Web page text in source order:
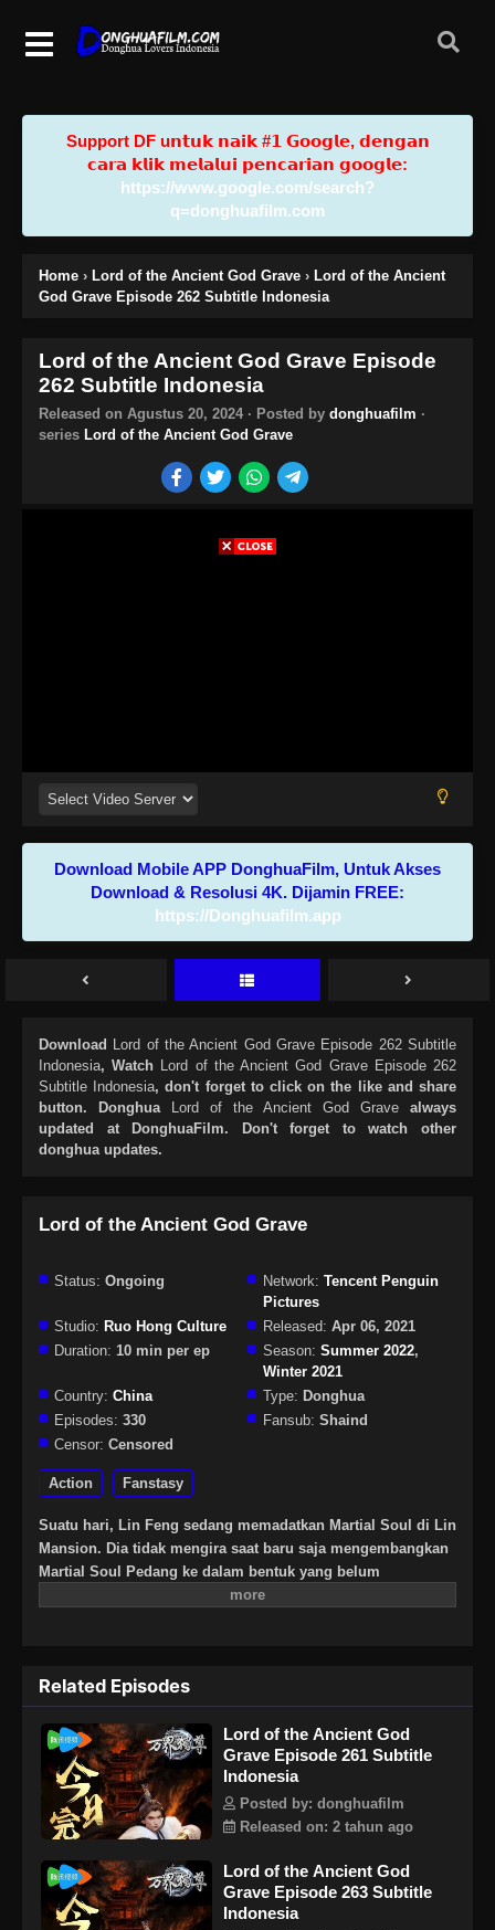
Support DF u𝗻𝘁𝘂𝗸 𝗻𝗮𝗶𝗸 #𝟭 𝗚𝗼𝗼𝗴𝗹𝗲, 𝗱𝗲𝗻𝗴𝗮𝗻
𝗰𝗮𝗿𝗮 𝗸𝗹𝗶𝗸 𝗺𝗲𝗹𝗮𝗹𝘂𝗶 𝗽𝗲𝗻𝗰𝗮𝗿𝗶𝗮𝗻 𝗴𝗼𝗼𝗴𝗹𝗲:
https://www.google.com/search?
q=donghuafilm.com
Home › Lord of the Ancient God Grave › Lord of the Ancient
God Grave Episode 262 Subtitle Indonesia
Lord of the Ancient God Grave Episode
262 Subtitle Indonesia
Released on Agustus 20, 2024 · Posted by donghuafilm ·
series Lord of the Ancient God Grave
Download Mobile APP DonghuaFilm, Untuk Akses
Download & Resolusi 4K. Dijamin FREE:
https://Donghuafilm.app
Download Lord of the Ancient God Grave Episode 262 Subtitle
Indonesia, Watch Lord of the Ancient God Grave Episode 262
Subtitle Indonesia, don't forget to click on the like and share
button. Donghua
Lord of the Ancient God Grave always
updated at DonghuaFilm. Don't forget to watch other
donghua updates.
Lord of the Ancient God Grave
Status: Ongoing Network: Tencent Penguin
Pictures
Studio: Ruo Hong Culture Released: Apr 06, 2021
Duration: 10 min per ep Season: Summer 2022,
Winter 2021
Country: China Type: Donghua
Episodes: 330 Fansub: Shaind
Censor: Censored
Action Fanstasy
Suatu hari, Lin Feng sedang memadatkan Martial Soul di Lin
Mansion. Dia tidak mengira saat baru saja mengembangkan
Martial Soul Pedang ke dalam bentuk yang belum
sempurna. Tunangannya Ji Manyao mengambil kesempatan
tanah pemakaman memberi tahu Lin Feng bahwa dia bisa
mendapatkan kekuatan dan pengetahuan seni bela diri yang
sangat besar dengan melenyapkan dewa-dewa kuno yang
dimakamkan di sini. Di dunia nyata, Lin Feng yang semula
tuan muda dari keluarga Lin, tidak lagi dihormati oleh para
pelayan karena dia kehilangan Martial Soul Pedangnya.
Mereka mengincar Lin Feng kemana-mana. Bahkan saat adik
membantu. Tidak sampai Lin Feng menggunakan kekuatan
yang dia peroleh dari tanah para dewa pemakaman untuk
mengalahkan Praktisi Jiwa Kaisar— Lin Yuhong, orang-
Related Episodes
Lord of the Ancient God
Grave Episode 261 Subtitle
Indonesia
Posted by: donghuafilm
Released on: 2 tahun ago
Lord of the Ancient God
Grave Episode 263 Subtitle
Indonesia